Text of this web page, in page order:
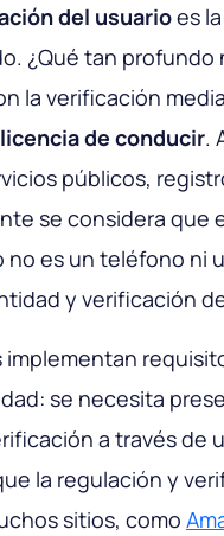
del usuarioes
¿Qué tan profundo
la verificación
de conducir.
públicos,
se considera que
es un teléfono ni
y verificación
se necesita
a través de
la regulación y
sitios, como